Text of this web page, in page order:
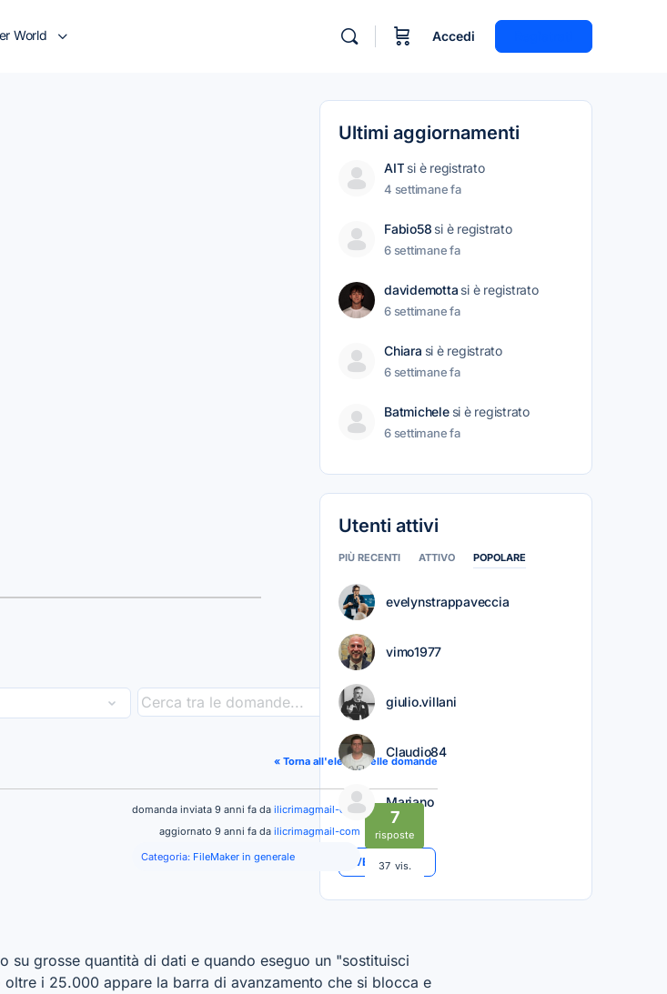
World Accedi
>
« Torna all'elenco delle domande
7
risposte
37 vis.
domanda inviata 9 anni fa da ilicrimagmail-com
aggiornato 9 anni fa da ilicrimagmail-com
Categoria: FileMaker in generale
su grosse quantità di dati e quando eseguo un "sostituisci
i 25.000 appare la barra di avanzamento che si blocca e
Ultimi aggiornamenti
AIT si è registrato
4 settimane fa
Fabio58 si è registrato
6 settimane fa
davidemotta si è registrato
6 settimane fa
Chiara si è registrato
6 settimane fa
Batmichele si è registrato
6 settimane fa
Utenti attivi
PIÙ RECENTI ATTIVO POPOLARE
evelynstrappaveccia
vimo1977
giulio.villani
Claudio84
Mariano
VEDI TUTTO